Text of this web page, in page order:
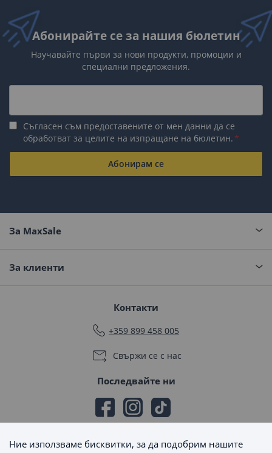
Абонирайте се за нашия бюлетин
Научавайте първи за нови продукти, промоции и
специални предложения.
Съгласен съм предоставените от мен данни да се
обработват за целите на изпращане на бюлетин.
Абонирам се
За MaxSale
За клиенти
Контакти
+359 899 458 005
Свържи се с нас
Последвайте ни
Ние използваме бисквитки, за да подобрим нашите